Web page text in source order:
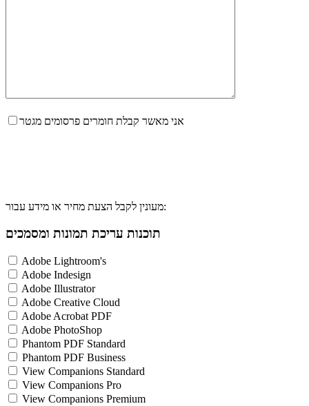
אני מאשר קבלת חומרים פרסומים מגטר
מעונין לקבל הצעת מחיר או מידע עבור:
תוכנות עריכת תמונות ומסמכים
Adobe Lightroom's
Adobe Indesign
Adobe Illustrator
Adobe Creative Cloud
Adobe Acrobat PDF
Adobe PhotoShop
Phantom PDF Standard
Phantom PDF Business
View Companions Standard
View Companions Pro
View Companions Premium